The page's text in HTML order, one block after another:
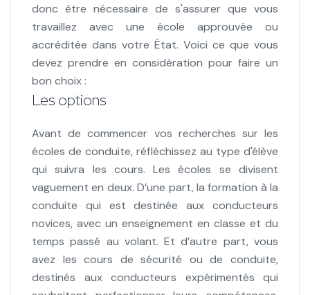
donc être nécessaire de s'assurer que vous
travaillez avec une école approuvée ou
accréditée dans votre État. Voici ce que vous
devez prendre en considération pour faire un
bon choix :
Les options
Avant de commencer vos recherches sur les
écoles de conduite, réfléchissez au type d'élève
qui suivra les cours. Les écoles se divisent
vaguement en deux. D’une part, la formation à la
conduite qui est destinée aux conducteurs
novices, avec un enseignement en classe et du
temps passé au volant. Et d’autre part, vous
avez les cours de sécurité ou de conduite,
destinés aux conducteurs expérimentés qui